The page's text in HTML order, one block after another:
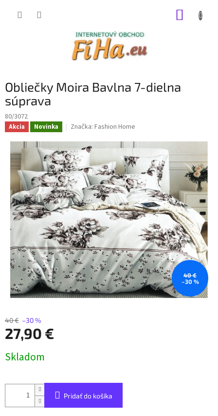
Obliečky Moira Bavlna 7-dielna
súprava
80/3072
Akcia Novinka Značka: Fashion Home
40 €
–30 %
40 € –30 %
27,90 €
cena:
Skladom
Pridať do košíka